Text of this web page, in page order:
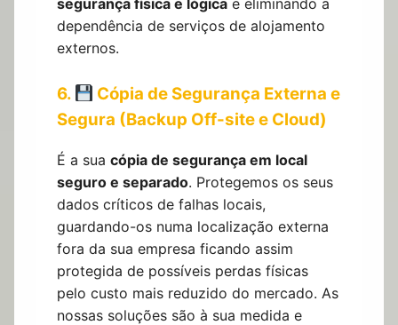
segurança física e lógica e eliminando a
dependência de serviços de alojamento
externos.
6.
Cópia de Segurança Externa e
Segura (Backup Off-site e Cloud)
É a sua cópia de segurança em local
seguro e separado. Protegemos os seus
dados críticos de falhas locais,
guardando-os numa localização externa
fora da sua empresa ficando assim
protegida de possíveis perdas físicas
pelo custo mais reduzido do mercado. As
nossas soluções são à sua medida e